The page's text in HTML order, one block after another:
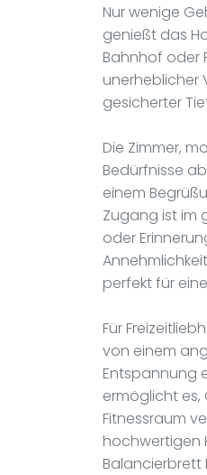
Nur wenige
genießt das
Bahnhof oder
unerheblicher
gesicherter
Die Zimmer,
Bedürfnisse
einem
Zugang ist im
oder
perfekt für
Für
von einem
Entspannung
ermöglicht es,
Fitnessraum
hochwertigen
Balancierbrett